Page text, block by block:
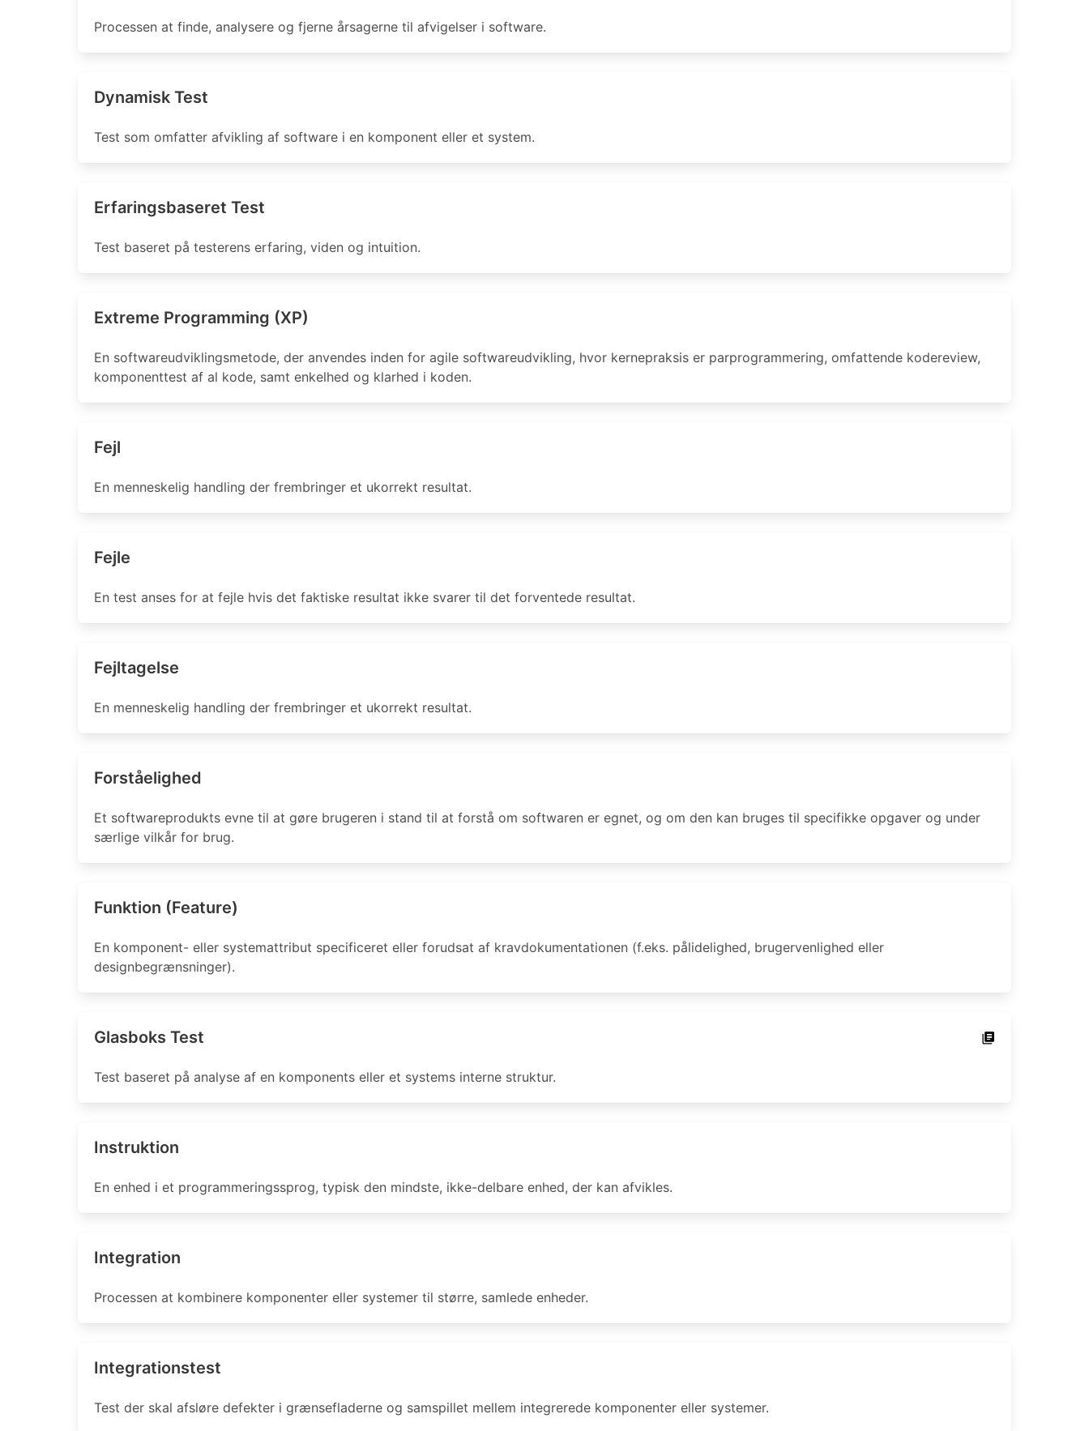
Processen at finde, analysere og fjerne årsagerne til afvigelser i software.
Dynamisk Test
Test som omfatter afvikling af software i en komponent eller et system.
Erfaringsbaseret Test
Test baseret på testerens erfaring, viden og intuition.
Extreme Programming (XP)
En softwareudviklingsmetode, der anvendes inden for agile softwareudvikling, hvor kernepraksis er parprogrammering, omfattende kodereview,
komponenttest af al kode, samt enkelhed og klarhed i koden.
Fejl
En menneskelig handling der frembringer et ukorrekt resultat.
Fejle
En test anses for at fejle hvis det faktiske resultat ikke svarer til det forventede resultat.
Fejltagelse
En menneskelig handling der frembringer et ukorrekt resultat.
Forståelighed
Et softwareprodukts evne til at gøre brugeren i stand til at forstå om softwaren er egnet, og om den kan bruges til specifikke opgaver og under
særlige vilkår for brug.
Funktion (Feature)
En komponent- eller systemattribut specificeret eller forudsat af kravdokumentationen (f.eks. pålidelighed, brugervenlighed eller
designbegrænsninger).
Glasboks Test
Test baseret på analyse af en komponents eller et systems interne struktur.
Instruktion
En enhed i et programmeringssprog, typisk den mindste, ikke-delbare enhed, der kan afvikles.
Integration
Processen at kombinere komponenter eller systemer til større, samlede enheder.
Integrationstest
Test der skal afsløre defekter i grænsefladerne og samspillet mellem integrerede komponenter eller systemer.